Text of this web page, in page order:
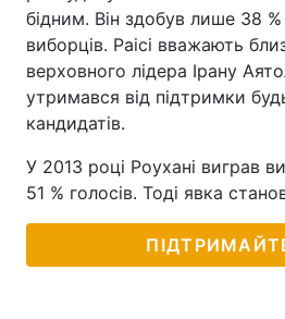
бідним. Він здобув лише 38 %
виборців. Раісі вважають
верховного лідера Ірану
утримався від підтримки
кандидатів.
У 2013 році Роухані виграв
51 % голосів. Тоді явка